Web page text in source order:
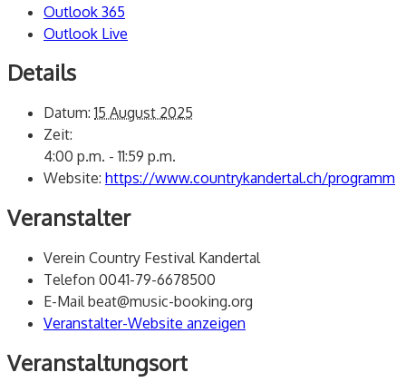
Outlook 365
Outlook Live
Details
Datum: 15 August 2025
Zeit:
4:00 p.m. - 11:59 p.m.
Website: https://www.countrykandertal.ch/programm
Veranstalter
Verein Country Festival Kandertal
Telefon 0041-79-6678500
E-Mailbeat@music-booking.org
Veranstalter-Website anzeigen
Veranstaltungsort